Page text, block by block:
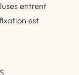
entrent
est